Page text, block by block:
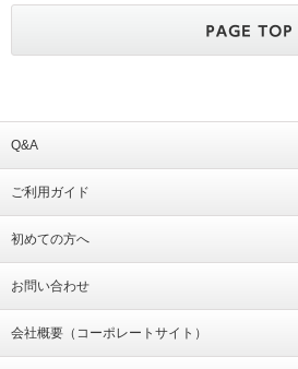
Q&A
ご利用ガイド
初めての方へ
お問い合わせ
会社概要（コーポレートサイト）